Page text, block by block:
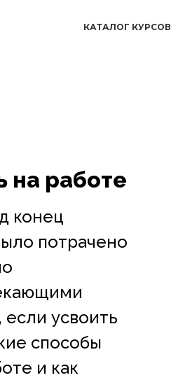
КАТАЛОГ КУРСОВ
на работе
конец
потрачено
усвоить
способы
и как